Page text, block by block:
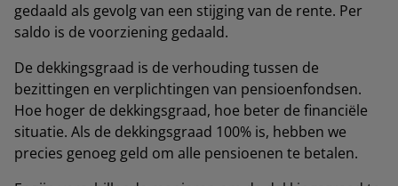
gedaald als gevolg van een stijging van de rente. Per
saldo is de voorziening gedaald.
De dekkingsgraad is de verhouding tussen de
bezittingen en verplichtingen van pensioenfondsen.
Hoe hoger de dekkingsgraad, hoe beter de financiële
situatie. Als de dekkingsgraad 100% is, hebben we
precies genoeg geld om alle pensioenen te betalen.